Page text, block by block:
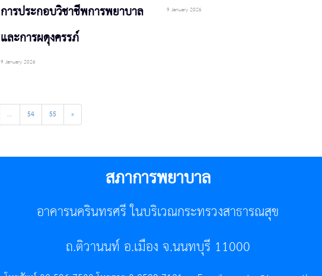
การประกอบวิชาชีพการพยาบาล
และการผดุงครรภ์
9 January 2026
9 January 2026
... 54 55 »
สภาการพยาบาล
อาคารนครินทรศรี ในบริเวณกระทรวงสาธารณสุข
ถ.ติวานนท์ อ.เมือง จ.นนทบุรี 11000